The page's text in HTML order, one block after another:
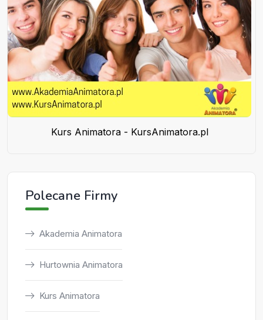
Kurs Animatora - KursAnimatora.pl
Polecane Firmy
Akademia Animatora
Hurtownia Animatora
Kurs Animatora